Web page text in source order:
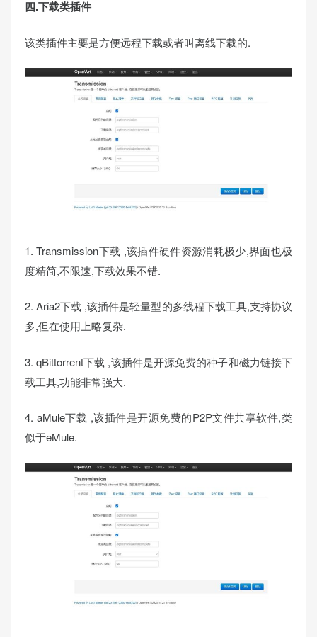
四.下载类插件
该类插件主要是方便远程下载或者叫离线下载的.
1. Transmission下载 ,该插件硬件资源消耗极少,界面也极
度精简,不限速,下载效果不错.
2. Aria2下载 ,该插件是轻量型的多线程下载工具,支持协议
多,但在使用上略复杂.
3. qBittorrent下载 ,该插件是开源免费的种子和磁力链接下
载工具,功能非常强大.
4. aMule下载 ,该插件是开源免费的P2P文件共享软件,类
似于eMule.